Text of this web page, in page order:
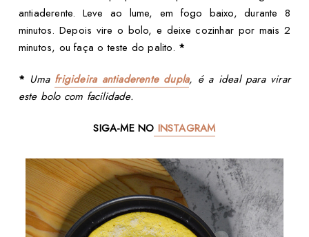
antiaderente. Leve ao lume, em fogo baixo, durante 8
minutos. Depois vire o bolo, e deixe cozinhar por mais 2
minutos, ou faça o teste do palito. *
* Uma frigideira antiaderente dupla, é a ideal para virar
este bolo com facilidade.
SIGA-ME NO INSTAGRAM